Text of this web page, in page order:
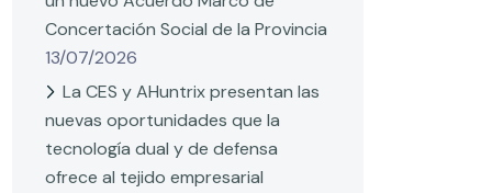
Concertación Social de la Provincia
13/07/2026
La CES y AHuntrix presentan las
nuevas oportunidades que la
tecnología dual y de defensa
ofrece al tejido empresarial